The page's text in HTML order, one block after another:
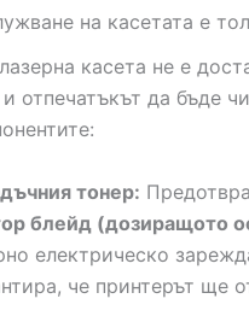
на касетата е
касета не е
отпечатъкът да бъде
тонер:
блейд (дозиращото
електрическо
че принтерът ще